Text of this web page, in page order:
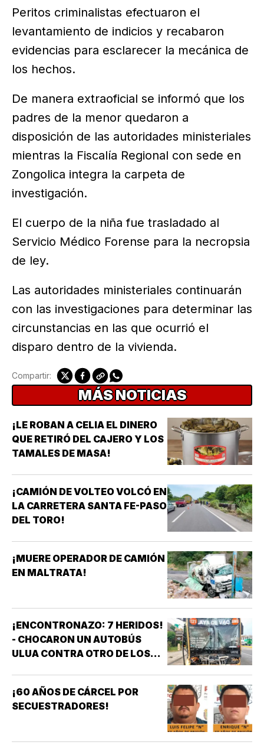
Peritos criminalistas efectuaron el
levantamiento de indicios y recabaron
evidencias para esclarecer la mecánica de
los hechos.
De manera extraoficial se informó que los
padres de la menor quedaron a
disposición de las autoridades ministeriales
mientras la Fiscalía Regional con sede en
Zongolica integra la carpeta de
investigación.
El cuerpo de la niña fue trasladado al
Servicio Médico Forense para la necropsia
de ley.
Las autoridades ministeriales continuarán
con las investigaciones para determinar las
circunstancias en las que ocurrió el
disparo dentro de la vivienda.
Compartir:
MÁS NOTICIAS
¡LE ROBAN A CELIA EL DINERO
QUE RETIRÓ DEL CAJERO Y LOS
TAMALES DE MASA!
¡CAMIÓN DE VOLTEO VOLCÓ EN
LA CARRETERA SANTA FE-PASO
DEL TORO!
¡MUERE OPERADOR DE CAMIÓN
EN MALTRATA!
¡ENCONTRONAZO: 7 HERIDOS!
- CHOCARON UN AUTOBÚS
ULUA CONTRA OTRO DE LOS
¡60 AÑOS DE CÁRCEL POR
SECUESTRADORES!